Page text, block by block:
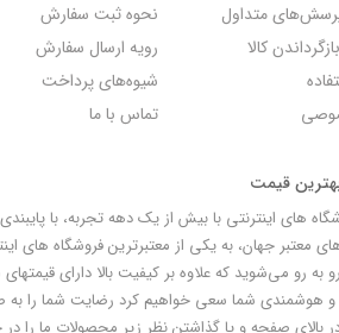
متداول
کالا
نحوه ثبت سفارش
رویه ارسال سفارش
شیوه‌های پرداخت
تماس با ما
بهترین قیمت
معتبر جهان، به یکی از معتبرترین فروشگاه های
رو می‌شوید که علاوه بر کیفیت بالا دارای
بالای صفحه و یا گذاشتن نظر زیر محصولات ما را